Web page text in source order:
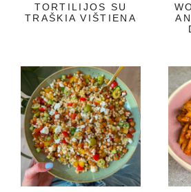
TORTILIJOS SU
TRAŠKIA VIŠTIENA